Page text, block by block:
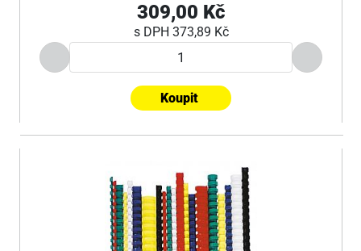
309,00 Kč
s DPH 373,89 Kč
Koupit